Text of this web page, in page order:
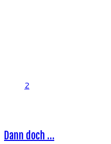
2
Dann doch …